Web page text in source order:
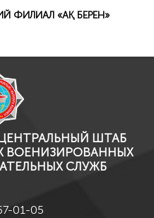
ШТАБ
ВОЕНИЗИРОВАННЫХ
СЛУЖБ
01-05
ФИЛИАЛ «АҚ БЕРЕН»